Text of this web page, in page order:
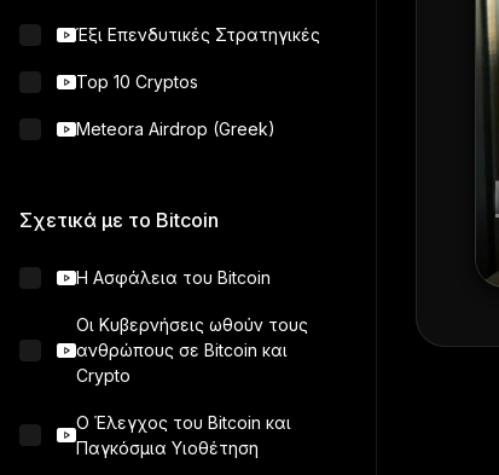
Έξι Επενδυτικές Στρατηγικές
Top 10 Cryptos
Meteora Airdrop (Greek)
Σχετικά με το Bitcoin
Η Ασφάλεια του Bitcoin
Οι Κυβερνήσεις ωθούν τους
ανθρώπους σε Bitcoin και
Crypto
Ο Έλεγχος του Bitcoin και
Παγκόσμια Υιοθέτηση